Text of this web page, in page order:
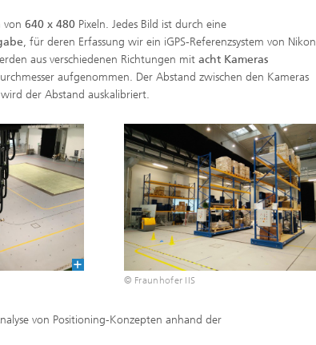
von 640 x 480 Pixeln. Jedes Bild ist durch eine
, für deren Erfassung wir ein iGPS-Referenzsystem von Nikon
aus verschiedenen Richtungen mit acht Kameras
aufgenommen. Der Abstand zwischen den Kameras
der Abstand auskalibriert.
© Fraunhofer IIS
von Positioning-Konzepten anhand der